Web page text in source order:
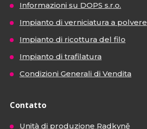
Informazioni su DOPS s.r.o.
Impianto di verniciatura a polvere
Impianto di ricottura del filo
Impianto di trafilatura
Condizioni Generali di Vendita
Contatto
Unità di produzione Radkyně